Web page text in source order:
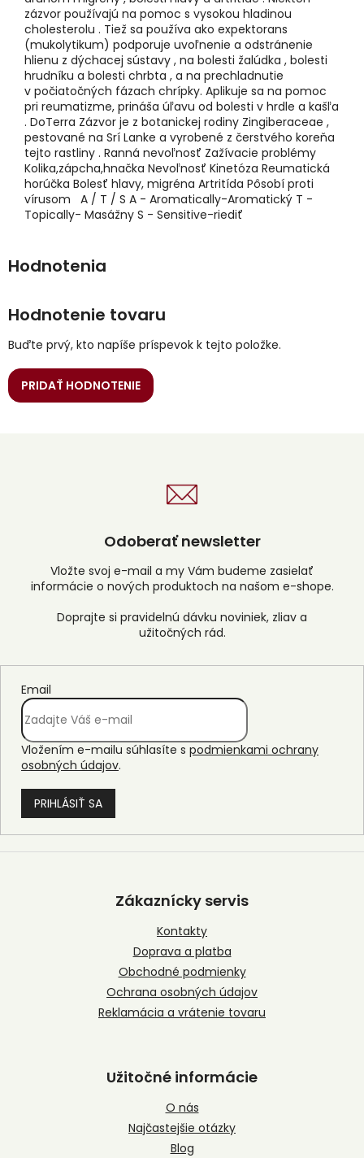
zázvor používajú na pomoc s vysokou hladinou
cholesterolu . Tiež sa používa ako expektorans
(mukolytikum) podporuje uvoľnenie a odstránenie
hlienu z dýchacej sústavy , na bolesti žalúdka , bolesti
hrudníku a bolesti chrbta , a na prechladnutie
v počiatočných fázach chrípky. Aplikuje sa na pomoc
pri reumatizme, prináša úľavu od bolesti v hrdle a kašľa
. DoTerra Zázvor je z botanickej rodiny Zingiberaceae ,
pestované na Srí Lanke a vyrobené z čerstvého koreňa
tejto rastliny . Ranná nevoľnosť Zažívacie problémy
Kolika,zápcha,hnačka Nevoľnosť Kinetóza Reumatická
horúčka Bolesť hlavy, migréna Artritída Pôsobí proti
vírusom A / T / S A - Aromatically-Aromatický T -
Topically- Masážny S - Sensitive-riediť
Hodnotenie tovaru
Buďte prvý, kto napíše príspevok k tejto položke.
PRIDAŤ HODNOTENIE
Odoberať newsletter
Vložte svoj e-mail a my Vám budeme zasielať
informácie o nových produktoch na našom e-shope.
Email
Vložením e-mailu súhlasíte s podmienkami ochrany
osobných údajov.
PRIHLÁSIŤ SA
Z
Zákaznícky servis
Kontakty
Doprava a platba
Obchodné podmienky
Ochrana osobných údajov
Reklamácia a vrátenie tovaru
Užitočné informácie
O nás
Najčastejšie otázky
Blog